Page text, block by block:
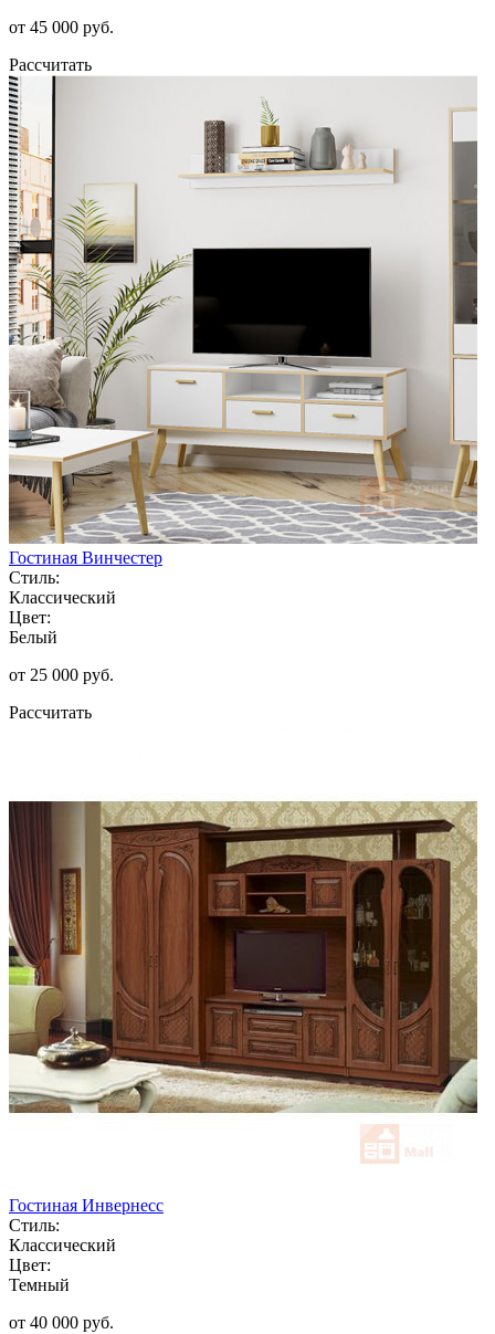
от 45 000 руб.
Рассчитать
Гостиная Винчестер
Стиль:
Классический
Цвет:
Белый
от 25 000 руб.
Рассчитать
Гостиная Инвернесс
Стиль:
Классический
Цвет:
Темный
от 40 000 руб.